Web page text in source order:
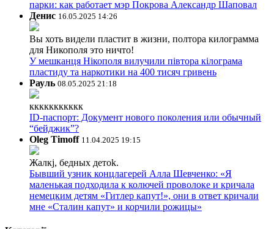
парки: как работает мэр Покрова Александр Шаповал
Денис 16.05.2025 14:26
Вы хоть видели пластит в жизни, полтора килограмма
для Никополя это ничто!
У мешканця Нікополя вилучили півтора кілограма
пластиду та наркотики на 400 тисяч гривень
Рауль 08.05.2025 21:18
ккккккккккк
ID-паспорт: Документ нового поколения или обычный
“бейджик”?
Oleg Timoff 11.04.2025 19:15
Жалкj, бедных детok.
Бывший узник концлагерей Алла Шевченко: «Я
маленькая подходила к колючей проволоке и кричала
немецким детям «Гитлер капут!», они в ответ кричали
мне «Сталин капут» и корчили рожицы»